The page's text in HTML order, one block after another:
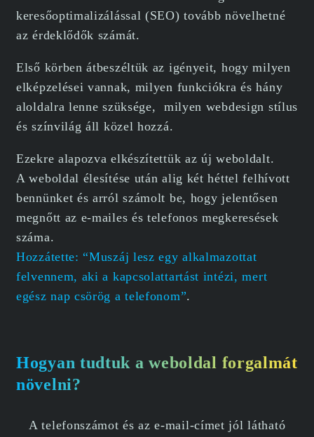
keresőoptimalizálással (SEO) tovább növelhetné
az érdeklődők számát.
Első körben átbeszéltük az igényeit, hogy milyen
elképzelései vannak, milyen funkciókra és hány
aloldalra lenne szüksége, milyen webdesign stílus
és színvilág áll közel hozzá.
Ezekre alapozva elkészítettük az új weboldalt.
A weboldal élesítése után alig két héttel felhívott
bennünket és arról számolt be, hogy jelentősen
megnőtt az e-mailes és telefonos megkeresések
száma.
Hozzátette: “Muszáj lesz egy alkalmazottat
felvennem, aki a kapcsolattartást intézi, mert
egész nap csörög a telefonom”.
Hogyan tudtuk a weboldal forgalmát
növelni?
A telefonszámot és az e-mail-címet jól látható